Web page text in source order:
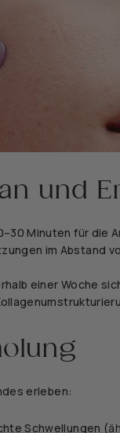
und
Minuten für die
im Abstand
einer Woche
erleben:
Schwellungen (